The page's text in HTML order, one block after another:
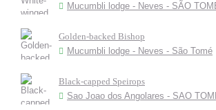
Mucumbli lodge - Neves - SÃO
Golden-backed Bishop
Mucumbli lodge - Neves - São Tomé
Black-capped Speirops
Sao Joao dos Angolares - SAO